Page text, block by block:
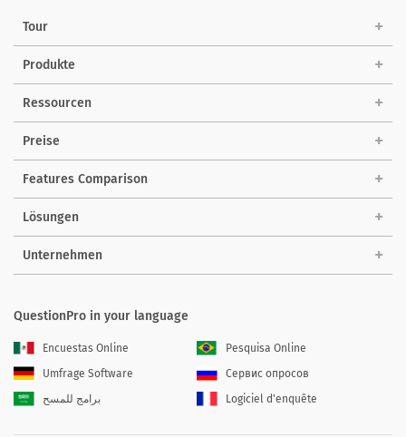
Tour
Produkte
Ressourcen
Preise
Features Comparison
Lösungen
Unternehmen
QuestionPro in your language
Encuestas Online
Pesquisa Online
Umfrage Software
Сервис опросов
برامج للمسح
Logiciel d'enquête